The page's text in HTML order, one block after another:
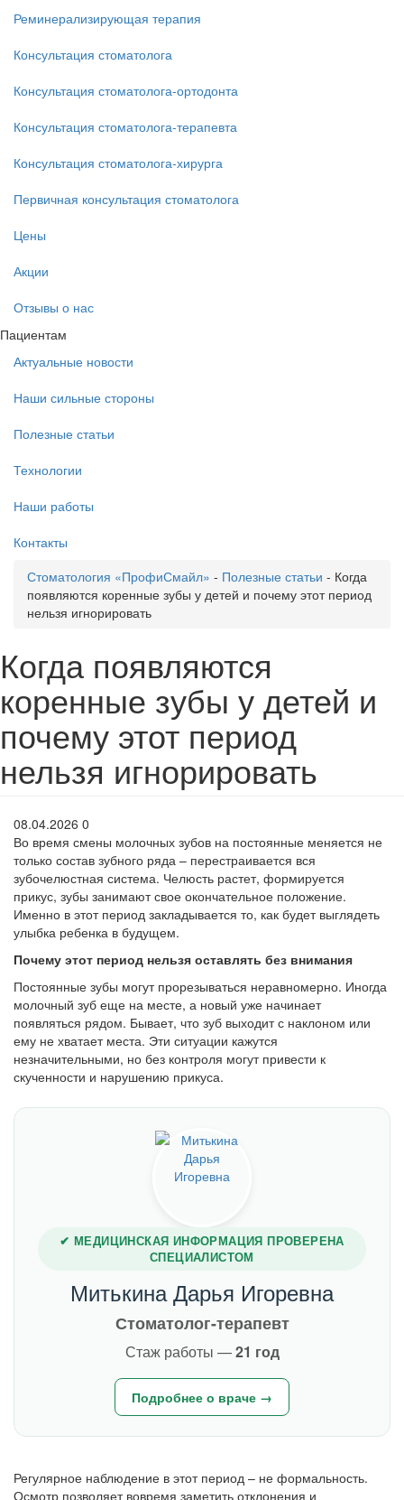
Реминерализирующая терапия
Консультация стоматолога
Консультация стоматолога-ортодонта
Консультация стоматолога-терапевта
Консультация стоматолога-хирурга
Первичная консультация стоматолога
Цены
Акции
Отзывы о нас
Пациентам
Актуальные новости
Наши сильные стороны
Полезные статьи
Технологии
Наши работы
Контакты
Стоматология «ПрофиСмайл» - Полезные статьи - Когда
появляются коренные зубы у детей и почему этот период
нельзя игнорировать
Когда появляются
коренные зубы у детей и
почему этот период
нельзя игнорировать
08.04.2026 0
Во время смены молочных зубов на постоянные меняется не
только состав зубного ряда – перестраивается вся
зубочелюстная система. Челюсть растет, формируется
прикус, зубы занимают свое окончательное положение.
Именно в этот период закладывается то, как будет выглядеть
улыбка ребенка в будущем.
Почему этот период нельзя оставлять без внимания
Постоянные зубы могут прорезываться неравномерно. Иногда
молочный зуб еще на месте, а новый уже начинает
появляться рядом. Бывает, что зуб выходит с наклоном или
ему не хватает места. Эти ситуации кажутся
незначительными, но без контроля могут привести к
скученности и нарушению прикуса.
✔ МЕДИЦИНСКАЯ ИНФОРМАЦИЯ ПРОВЕРЕНА
СПЕЦИАЛИСТОМ
Митькина Дарья Игоревна
Стоматолог-терапевт
Стаж работы —21 год
Подробнее о враче →
Регулярное наблюдение в этот период – не формальность.
Осмотр позволяет вовремя заметить отклонения и